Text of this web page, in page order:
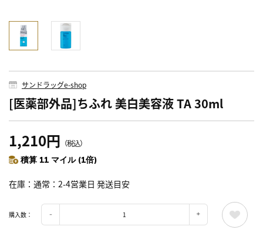
サンドラッグe-shop
[医薬部外品]ちふれ 美白美容液 TA 30ml
1,210円 （税込）
積算 11 マイル (1倍)
在庫 通常：2-4営業日 発送目安
購入数：